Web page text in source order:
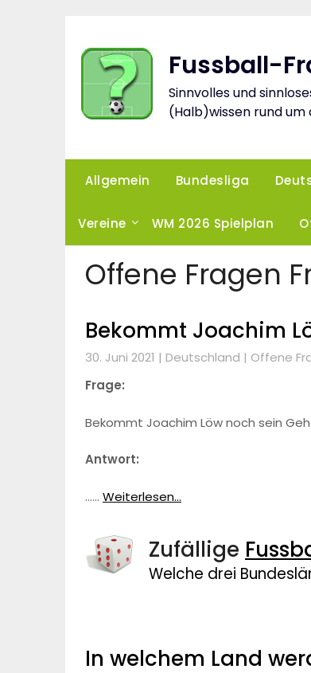
Fussball-
Sinnvolles und
(Halb)wissen rund um
Allgemein Bundesliga
Vereine WM 2026 Spielplan
Offene Fragen
Bekommt Joachim
30. Juni 2021 | Deutschland | Offene
Frage:
Bekommt Joachim Löw noch sein
Antwort:
…… Weiterlesen...
Zufällige
Welche drei
In welchem Land